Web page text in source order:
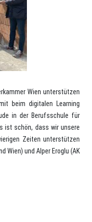
Wien unterstützen
beim digitalen Learning
in der Berufsschule für
ist schön, dass wir unsere
Zeiten unterstützen
Wien) und Alper Eroglu (AK